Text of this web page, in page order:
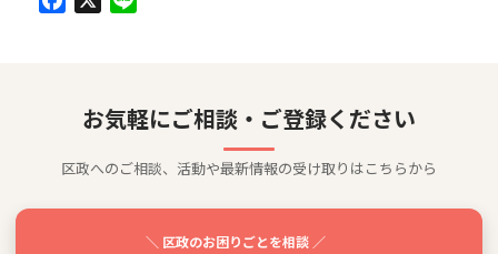
お気軽にご相談・ご登録ください
区政へのご相談、活動や最新情報の受け取りはこちらから
＼ 区政のお困りごとを相談 ／